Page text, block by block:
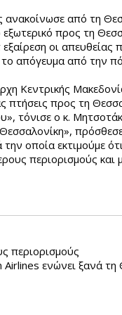
από τη
προς τη
οι απευθείας
απόγευμα από την
Κεντρικής
πτήσεις προς τη
τόνισε ο κ.
την οποία εκτιμούμε
περιορισμούς
περιορισμούς
ενώνει ξανά τη